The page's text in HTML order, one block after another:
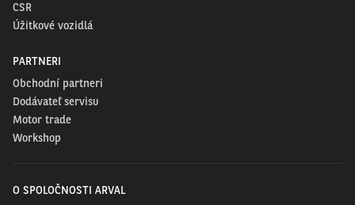
CSR
Úžitkové vozidlá
PARTNERI
Obchodní partneri
Dodávateľ servisu
Motor trade
Workshop
O SPOLOČNOSTI ARVAL